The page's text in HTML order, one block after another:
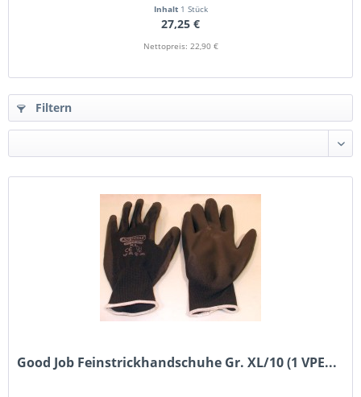
Inhalt 1 Stück
27,25 €
Nettopreis: 22,90 €
Filtern
Good Job Feinstrickhandschuhe Gr. XL/10 (1 VPE...